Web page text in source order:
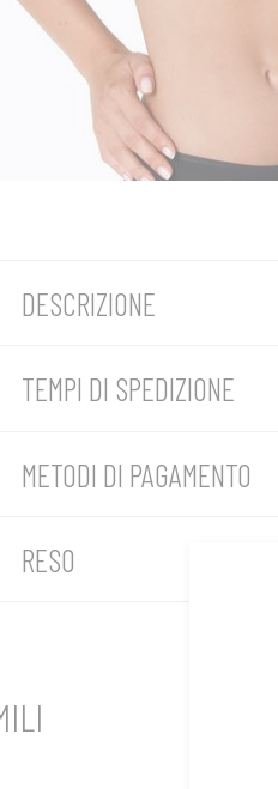
DESCRIZIONE
TEMPI DI SPEDIZIONE
METODI DI PAGAMENTO
RESO